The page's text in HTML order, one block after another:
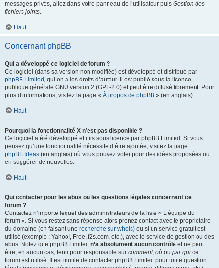
messages privés, allez dans votre panneau de l’utilisateur puis Gestion des
fichiers joints.
Haut
Concernant phpBB
Qui a développé ce logiciel de forum ?
Ce logiciel (dans sa version non modifiée) est développé et distribué par
phpBB Limited , qui en a les droits d’auteur. Il est publié sous la licence
publique générale GNU version 2 (GPL-2.0) et peut être diffusé librement. Pour
plus d’informations, visitez la page « À propos de phpBB » (en anglais).
Haut
Pourquoi la fonctionnalité X n’est pas disponible ?
Ce logiciel a été développé et mis sous licence par phpBB Limited. Si vous
pensez qu’une fonctionnalité nécessite d’être ajoutée, visitez la page
phpBB Ideas (en anglais) où vous pouvez voter pour des idées proposées ou
en suggérer de nouvelles.
Haut
Qui contacter pour les abus ou les questions légales concernant ce
forum ?
Contactez n’importe lequel des administrateurs de la liste « L’équipe du
forum ». Si vous restez sans réponse alors prenez contact avec le propriétaire
du domaine (en faisant une recherche sur whois) ou si un service gratuit est
utilisé (exemple : Yahoo!, Free, f2s.com, etc.), avec le service de gestion ou des
abus. Notez que phpBB Limited n’a absolument aucun contrôle et ne peut
être, en aucun cas, tenu pour responsable sur comment, où ou par qui ce
forum est utilisé. Il est inutile de contacter phpBB Limited pour toute question